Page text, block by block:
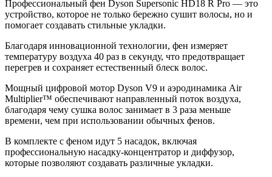
Профессиональный фен Dyson Supersonic HD18 R Pro — это
устройство, которое не только бережно сушит волосы, но и
помогает создавать стильные укладки.
Благодаря инновационной технологии, фен измеряет
температуру воздуха 40 раз в секунду, что предотвращает
перегрев и сохраняет естественный блеск волос.
Мощный цифровой мотор Dyson V9 и аэродинамика Air
Multiplier™ обеспечивают направленный поток воздуха,
благодаря чему сушка волос занимает в 3 раза меньше
времени, чем при использовании обычных фенов.
В комплекте с феном идут 5 насадок, включая
профессиональную насадку-концентратор и диффузор,
которые позволяют создавать различные укладки.